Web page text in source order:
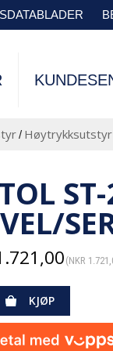
/ Høytrykksutstyr
(NKR
KJØP